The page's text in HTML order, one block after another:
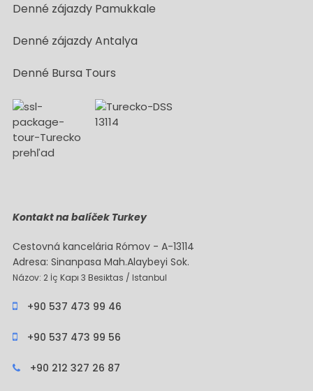
Denné zájazdy Pamukkale
Denné zájazdy Antalya
Denné Bursa Tours
Kontakt na balíček Turkey
Cestovná kancelária Rómov - A-13114
Adresa: Sinanpasa Mah.Alaybeyi Sok.
Názov: 2 İç Kapı 3 Besiktas / Istanbul
+90 537 473 99 46
+90 537 473 99 56
+90 212 327 26 87